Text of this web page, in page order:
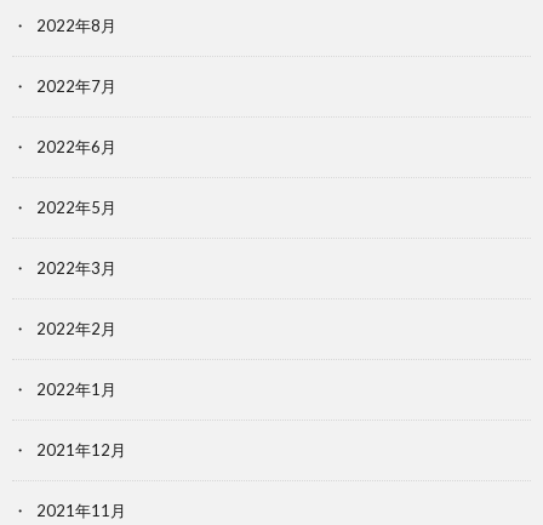
2022年8月
2022年7月
2022年6月
2022年5月
2022年3月
2022年2月
2022年1月
2021年12月
2021年11月